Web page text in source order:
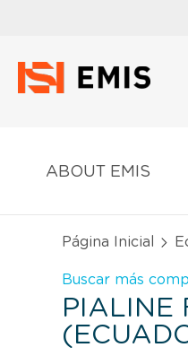
ABOUT EMIS
Página Inicial
Buscar más
PIALINE